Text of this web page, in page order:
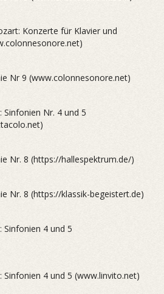
Konzerte für Klavier und
Nr 9 (www.colonnesonore.net)
Sinfonien Nr. 4 und 5
Nr. 8 (https://hallespektrum.de/)
Nr. 8 (https://klassik-begeistert.de)
Sinfonien 4 und 5
Sinfonien 4 und 5 (www.linvito.net)